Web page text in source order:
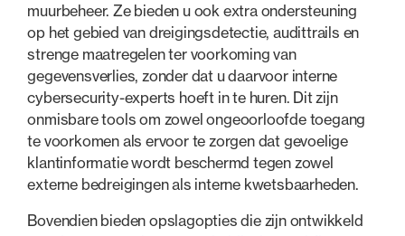
muurbeheer. Ze bieden u ook extra ondersteuning
op het gebied van dreigingsdetectie, audittrails en
strenge maatregelen ter voorkoming van
gegevensverlies, zonder dat u daarvoor interne
cybersecurity-experts hoeft in te huren. Dit zijn
onmisbare tools om zowel ongeoorloofde toegang
te voorkomen als ervoor te zorgen dat gevoelige
klantinformatie wordt beschermd tegen zowel
externe bedreigingen als interne kwetsbaarheden.
Bovendien bieden opslagopties die zijn ontwikkeld